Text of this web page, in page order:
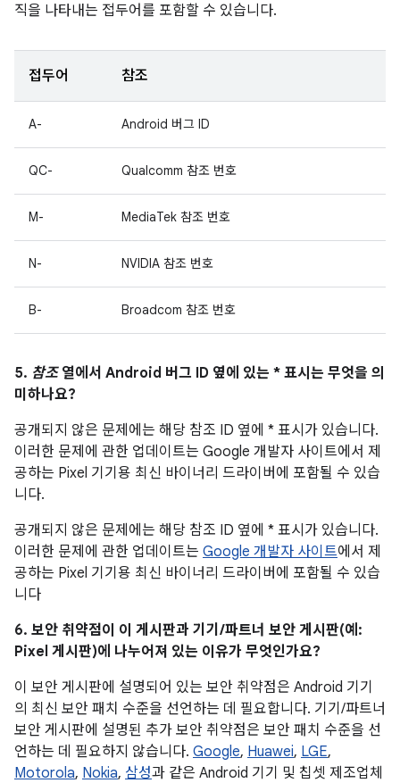
직을 나타내는 접두어를 포함할 수 있습니다.
접두어 참조
A- Android 버그 ID
QC- Qualcomm 참조 번호
M- MediaTek 참조 번호
N- NVIDIA 참조 번호
B- Broadcom 참조 번호
5. 참조열에서 Android 버그 ID 옆에 있는 * 표시는 무엇을 의
미하나요?
공개되지 않은 문제에는 해당 참조 ID 옆에 * 표시가 있습니다.
이러한 문제에 관한 업데이트는 Google 개발자 사이트에서 제
공하는 Pixel 기기용 최신 바이너리 드라이버에 포함될 수 있습
니다.
공개되지 않은 문제에는 해당 참조 ID 옆에 * 표시가 있습니다.
이러한 문제에 관한 업데이트는 Google 개발자 사이트에서 제
공하는 Pixel 기기용 최신 바이너리 드라이버에 포함될 수 있습
니다
6. 보안 취약점이 이 게시판과 기기/파트너 보안 게시판(예:
Pixel 게시판)에 나누어져 있는 이유가 무엇인가요?
이 보안 게시판에 설명되어 있는 보안 취약점은 Android 기기
의 최신 보안 패치 수준을 선언하는 데 필요합니다. 기기/파트너
보안 게시판에 설명된 추가 보안 취약점은 보안 패치 수준을 선
언하는 데 필요하지 않습니다. Google, Huawei, LGE,
Motorola, Nokia, 삼성과 같은 Android 기기 및 칩셋 제조업체